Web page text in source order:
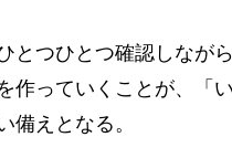
とつひとつ確認しなが
作っていくことが、「
備えとなる。